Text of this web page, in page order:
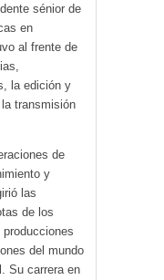
sénior de
en
al frente de
la edición y
transmisión
de
y
las
de los
del mundo
Su carrera en